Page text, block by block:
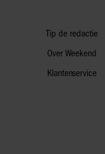
partners kunnen
verzameld op basis
gaat akkoord met
Tip de redactie
Over Weekend
Klantenservice